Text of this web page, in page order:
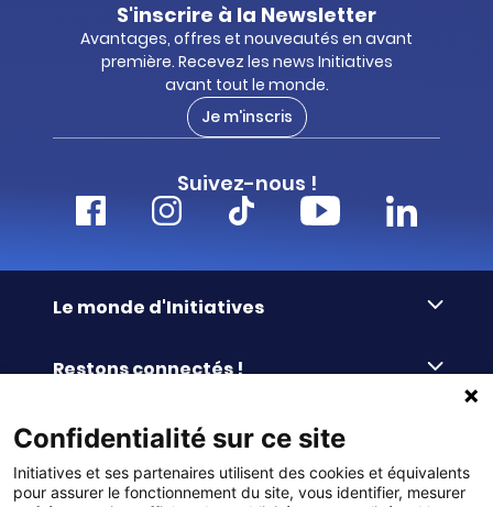
S'inscrire à la Newsletter
Avantages, offres et nouveautés en avant
première. Recevez les news Initiatives
avant tout le monde.
Je m'inscris
Suivez-nous !
Le monde d'Initiatives
Le Fond’Actions Initiatives
Enquête de satisfaction
Restons connectés !
Le blog
La newsletter
Commander facilement
Commande par référence
Services & FAQ
Confidentialité sur ce site
Initiatives et ses partenaires utilisent des cookies et équivalents
pour assurer le fonctionnement du site, vous identifier, mesurer